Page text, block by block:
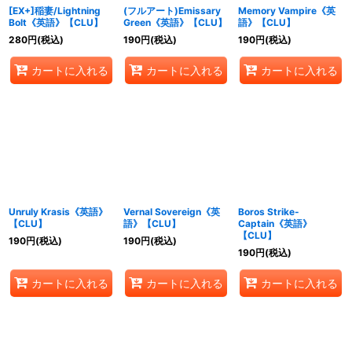
[EX+]稲妻/Lightning
Bolt《英語》【CLU】
280円(税込)
カートに入れる
(フルアート)Emissary
Green《英語》【CLU】
190円(税込)
カートに入れる
Memory Vampire《英
語》【CLU】
190円(税込)
カートに入れる
Unruly Krasis《英語》
【CLU】
190円(税込)
カートに入れる
Vernal Sovereign《英
語》【CLU】
190円(税込)
カートに入れる
Boros Strike-
Captain《英語》
【CLU】
190円(税込)
カートに入れる